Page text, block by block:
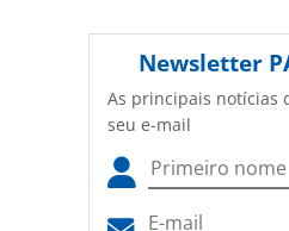
Newsletter
As principais notícias
seu e-mail